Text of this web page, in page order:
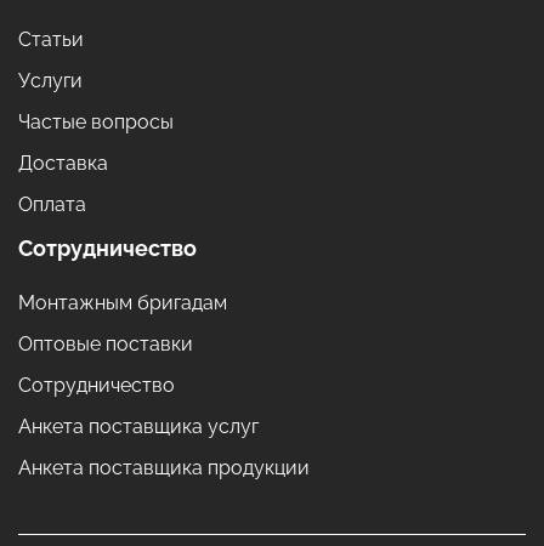
Статьи
Услуги
Частые вопросы
Доставка
Оплата
Сотрудничество
Монтажным бригадам
Оптовые поставки
Сотрудничество
Анкета поставщика услуг
Анкета поставщика продукции